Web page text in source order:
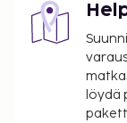
löydä